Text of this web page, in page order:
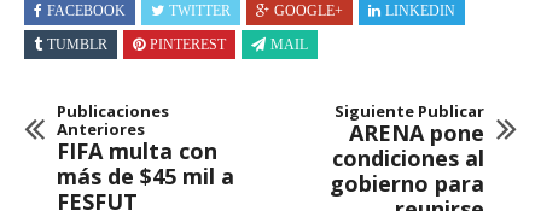
FACEBOOK TWITTER GOOGLE+
LINKEDIN
TUMBLR
PINTEREST MAIL
Publicaciones
Anteriores
FIFA multa con
más de $45 mil a
FESFUT
Siguiente Publicar
ARENA pone
condiciones al
gobierno para